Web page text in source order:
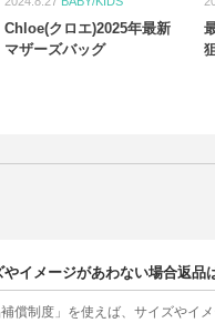
Chloe(クロエ)2025年最新
マザーズバッグ
やイメージがあわない場合返品
補償制度」を使えば、サイズやイ